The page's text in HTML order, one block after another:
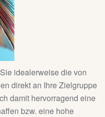
idealerweise die von
direkt an Ihre Zielgruppe
damit hervorragend eine
bzw. eine hohe